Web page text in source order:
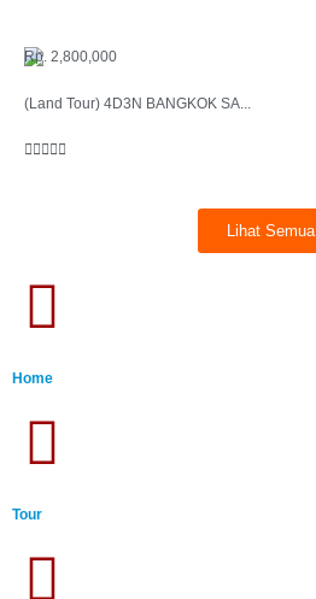
Rp. 2,800,000
(Land Tour) 4D3N BANGKOK SA...

Lihat Semua
Home
Tour